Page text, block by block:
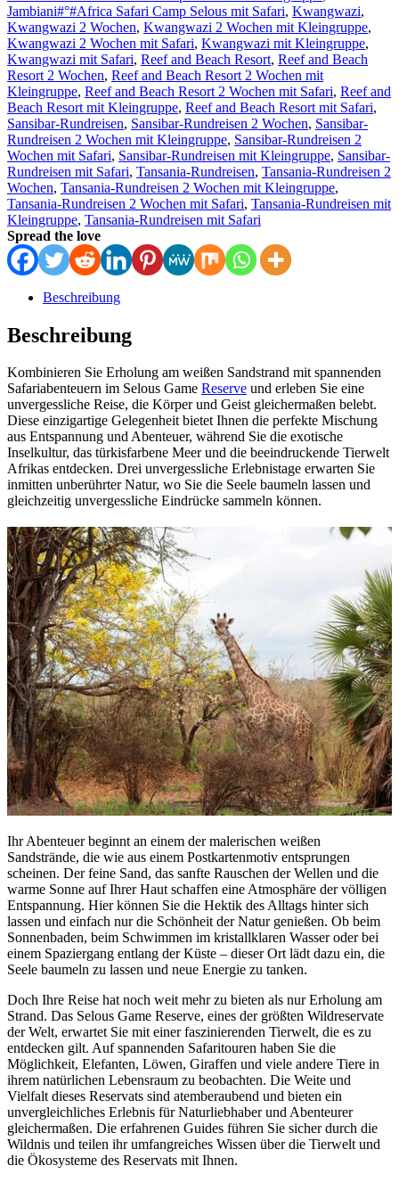
Jambiani#°#Africa Safari Camp Selous mit Safari, Kwangwazi,
Kwangwazi 2 Wochen, Kwangwazi 2 Wochen mit Kleingruppe,
Kwangwazi 2 Wochen mit Safari, Kwangwazi mit Kleingruppe,
Kwangwazi mit Safari, Reef and Beach Resort, Reef and Beach
Resort 2 Wochen, Reef and Beach Resort 2 Wochen mit
Kleingruppe, Reef and Beach Resort 2 Wochen mit Safari, Reef and
Beach Resort mit Kleingruppe, Reef and Beach Resort mit Safari,
Sansibar-Rundreisen, Sansibar-Rundreisen 2 Wochen, Sansibar-
Rundreisen 2 Wochen mit Kleingruppe, Sansibar-Rundreisen 2
Wochen mit Safari, Sansibar-Rundreisen mit Kleingruppe, Sansibar-
Rundreisen mit Safari, Tansania-Rundreisen, Tansania-Rundreisen 2
Wochen, Tansania-Rundreisen 2 Wochen mit Kleingruppe,
Tansania-Rundreisen 2 Wochen mit Safari, Tansania-Rundreisen mit
Kleingruppe, Tansania-Rundreisen mit Safari
Spread the love
Beschreibung
Beschreibung
Kombinieren Sie Erholung am weißen Sandstrand mit spannenden
Safariabenteuern im Selous Game Reserve und erleben Sie eine
unvergessliche Reise, die Körper und Geist gleichermaßen belebt.
Diese einzigartige Gelegenheit bietet Ihnen die perfekte Mischung
aus Entspannung und Abenteuer, während Sie die exotische
Inselkultur, das türkisfarbene Meer und die beeindruckende Tierwelt
Afrikas entdecken. Drei unvergessliche Erlebnistage erwarten Sie
inmitten unberührter Natur, wo Sie die Seele baumeln lassen und
gleichzeitig unvergessliche Eindrücke sammeln können.
Ihr Abenteuer beginnt an einem der malerischen weißen
Sandstrände, die wie aus einem Postkartenmotiv entsprungen
scheinen. Der feine Sand, das sanfte Rauschen der Wellen und die
warme Sonne auf Ihrer Haut schaffen eine Atmosphäre der völligen
Entspannung. Hier können Sie die Hektik des Alltags hinter sich
lassen und einfach nur die Schönheit der Natur genießen. Ob beim
Sonnenbaden, beim Schwimmen im kristallklaren Wasser oder bei
einem Spaziergang entlang der Küste – dieser Ort lädt dazu ein, die
Seele baumeln zu lassen und neue Energie zu tanken.
Doch Ihre Reise hat noch weit mehr zu bieten als nur Erholung am
Strand. Das Selous Game Reserve, eines der größten Wildreservate
der Welt, erwartet Sie mit einer faszinierenden Tierwelt, die es zu
entdecken gilt. Auf spannenden Safaritouren haben Sie die
Möglichkeit, Elefanten, Löwen, Giraffen und viele andere Tiere in
ihrem natürlichen Lebensraum zu beobachten. Die Weite und
Vielfalt dieses Reservats sind atemberaubend und bieten ein
unvergleichliches Erlebnis für Naturliebhaber und Abenteurer
gleichermaßen. Die erfahrenen Guides führen Sie sicher durch die
Wildnis und teilen ihr umfangreiches Wissen über die Tierwelt und
die Ökosysteme des Reservats mit Ihnen.